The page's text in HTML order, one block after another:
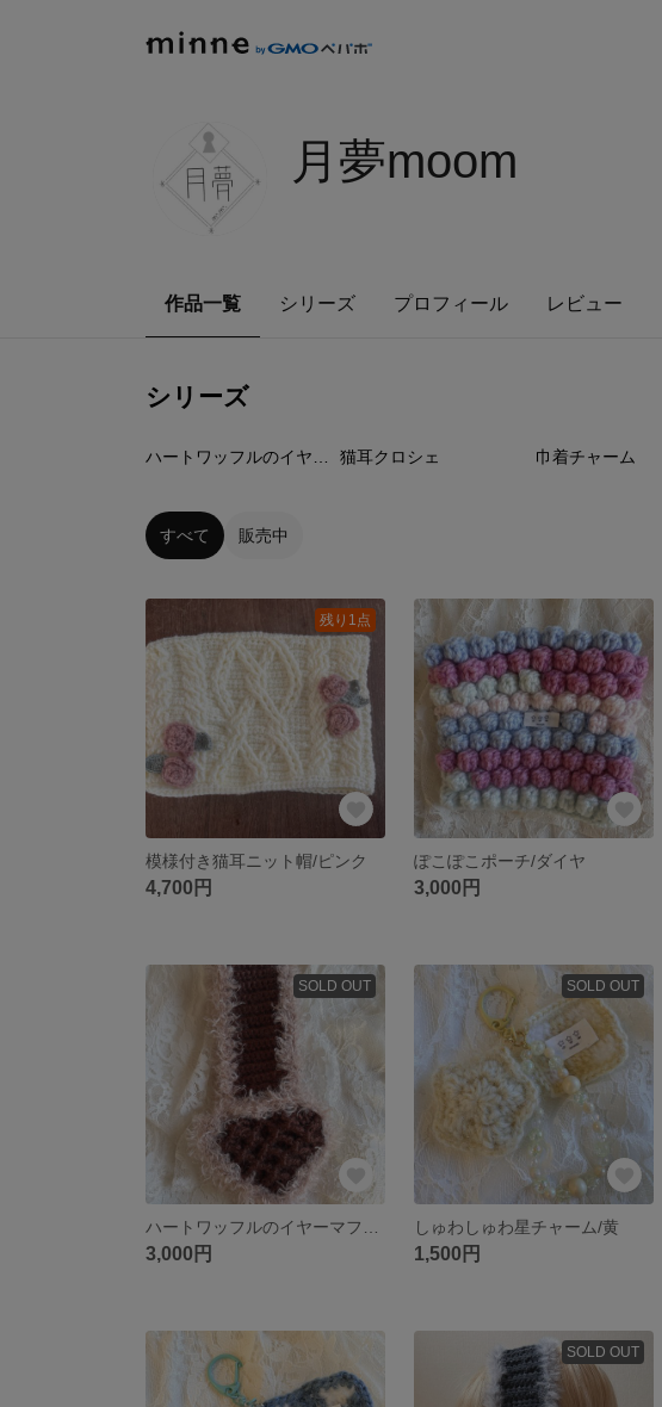
月夢moom
作品一覧 シリーズ プロフィール レビュー
シリーズ
猫耳クロシェ 巾着チャーム
すべて 販売中
残り1点
模様付き猫耳ニット帽/ピンク
4,700円
ぽこぽこポーチ/ダイヤ
3,000円
SOLD OUT
3,000円
SOLD OUT
しゅわしゅわ星チャーム/黄
1,500円
SOLD OUT